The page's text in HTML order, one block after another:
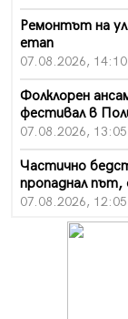
Ремонтът на
етап
07.08.2026, 14:10
Фолклорен
фестивал в
07.08.2026, 13:05
Частично
пропаднал
07.08.2026, 12:05
Да отговорим